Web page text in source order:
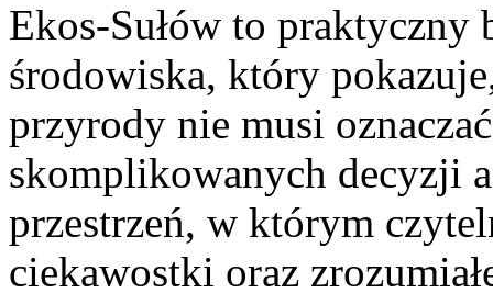
Ekos-Sułów to
środowiska, który
przyrody nie musi
skomplikowanych decyzji
przestrzeń, w którym
ciekawostki oraz